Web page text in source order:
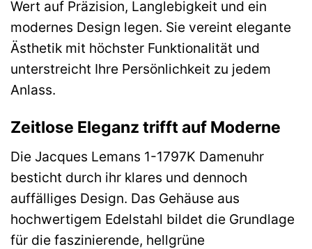
Wert auf Präzision, Langlebigkeit und ein
modernes Design legen. Sie vereint elegante
Ästhetik mit höchster Funktionalität und
unterstreicht Ihre Persönlichkeit zu jedem
Anlass.
Zeitlose Eleganz trifft auf Moderne
Die Jacques Lemans 1-1797K Damenuhr
besticht durch ihr klares und dennoch
auffälliges Design. Das Gehäuse aus
hochwertigem Edelstahl bildet die Grundlage
für die faszinierende, hellgrüne